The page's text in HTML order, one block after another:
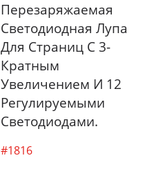
Перезаряжаемая
Светодиодная Лупа
Для Страниц С 3-
Кратным
Увеличением И 12
Регулируемыми
Светодиодами.
#1816